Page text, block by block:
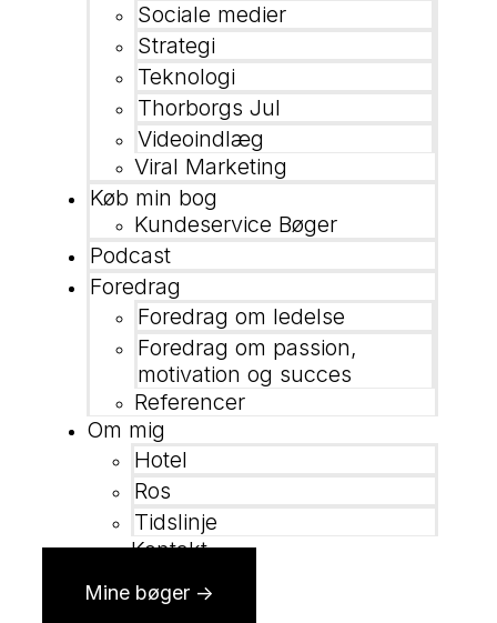
Sociale medier
Strategi
Teknologi
Thorborgs Jul
Videoindlæg
Viral Marketing
Køb min bog
Kundeservice Bøger
Podcast
Foredrag
Foredrag om ledelse
Foredrag om passion,
motivation og succes
Referencer
Om mig
Hotel
Ros
Tidslinje
Kontakt
Mine bøger ->